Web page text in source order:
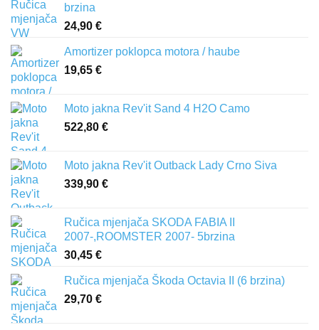
brzina
24,90 €
Amortizer poklopca motora / haube
19,65 €
Moto jakna Rev'it Sand 4 H2O Camo
522,80 €
Moto jakna Rev'it Outback Lady Crno Siva
339,90 €
Ručica mjenjača SKODA FABIA II
2007-,ROOMSTER 2007- 5brzina
30,45 €
Ručica mjenjača Škoda Octavia II (6 brzina)
29,70 €